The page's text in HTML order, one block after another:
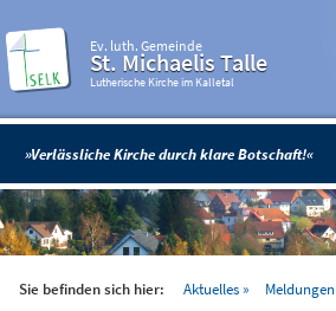
Ev. luth. Gemeinde
St. Michaelis Talle
Lutherische Kirche im Kalletal
»Verlässliche Kirche durch klare Botschaft!«
Sie befinden sich hier: Aktuelles Meldungen